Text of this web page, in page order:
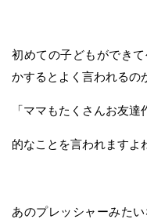
初めての子どもができ
かするとよく言われるの
「ママもたくさんお友達
的なことを言われますよ
あのプレッシャーみた